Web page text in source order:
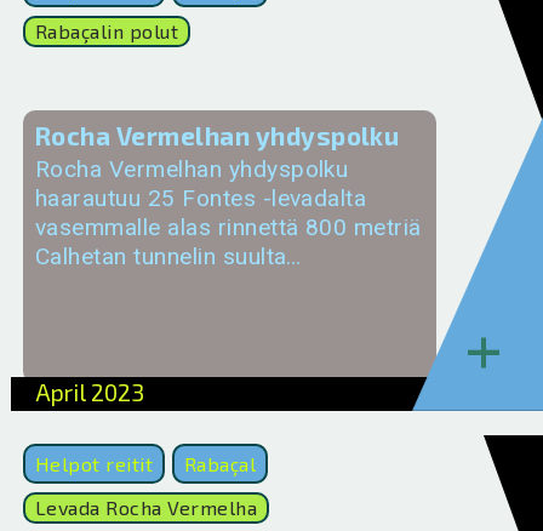
Rabaçalin polut
Rocha Vermelhan yhdyspolku
Rocha Vermelhan yhdyspolku
haarautuu 25 Fontes -levadalta
vasemmalle alas rinnettä 800 metriä
Calhetan tunnelin suulta…
April 2023
+
Helpot reitit
Rabaçal
Levada Rocha Vermelha